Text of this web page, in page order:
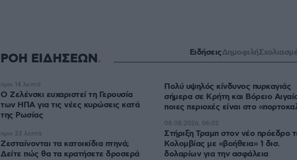
ΡΟΗ ΕΙΔΗΣΕΩΝ ΕιδήσειςΔημοφιλή
Ο Ζελένσκι ευχαριστεί τη Γερουσία
των ΗΠΑ για τις νέες κυρώσεις κατά
της Ρωσίας
πριν 14 λεπτά
Ζεσταίνονται τα κατοικίδια πτηνά;
Δείτε πώς θα τα κρατήσετε δροσερά
πριν 23 λεπτά
Πολύ υψηλός κίνδυνος πυρκαγιάς
σήμερα σε Κρήτη και Βόρειο
ποιες περιοχές είναι στο
Στήριξη Τραμπ στον νέο πρόεδρο
Κολομβίας με «βοήθεια» 1 δισ.
δολαρίων για την ασφάλεια
08.08.2026, 06:02